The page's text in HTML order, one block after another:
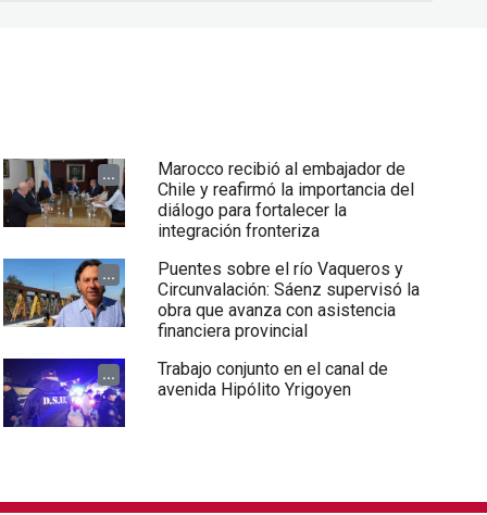
...
Marocco recibió al embajador de
Chile y reafirmó la importancia del
diálogo para fortalecer la
integración fronteriza
...
Puentes sobre el río Vaqueros y
Circunvalación: Sáenz supervisó la
obra que avanza con asistencia
financiera provincial
...
Trabajo conjunto en el canal de
avenida Hipólito Yrigoyen